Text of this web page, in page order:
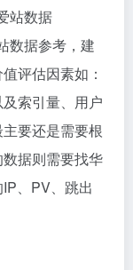
站数据
数据参考，建
评估因素如：
索引量、用户
要还是需要根
据则需要找华
、PV、跳出